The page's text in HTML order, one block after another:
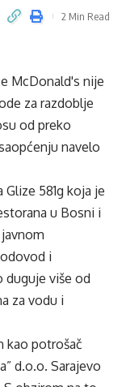
2 Min Read
McDonald's nije
za razdoblje
od preko
navelo
581g koja je
u Bosni i
i
duguje više od
za vodu i
kao potrošač
d.o.o. Sarajevo